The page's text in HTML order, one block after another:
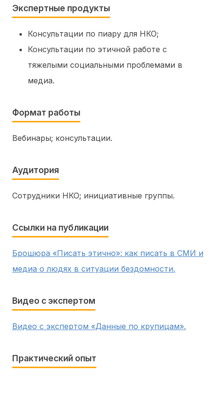
Экспертные продукты
Консультации по пиару для НКО;
Консультации по этичной работе с
тяжелыми социальными проблемами в
медиа.
Формат работы
Вебинары консультации
Аудитория
Сотрудники НКО инициативные группы
Ссылки на публикации
Брошюра «Писать этично»: как писать в СМИ и
медиа о людях в ситуации бездомности.
Видео с экспертом
Видео с экспертом «Данные по крупицам».
Практический опыт